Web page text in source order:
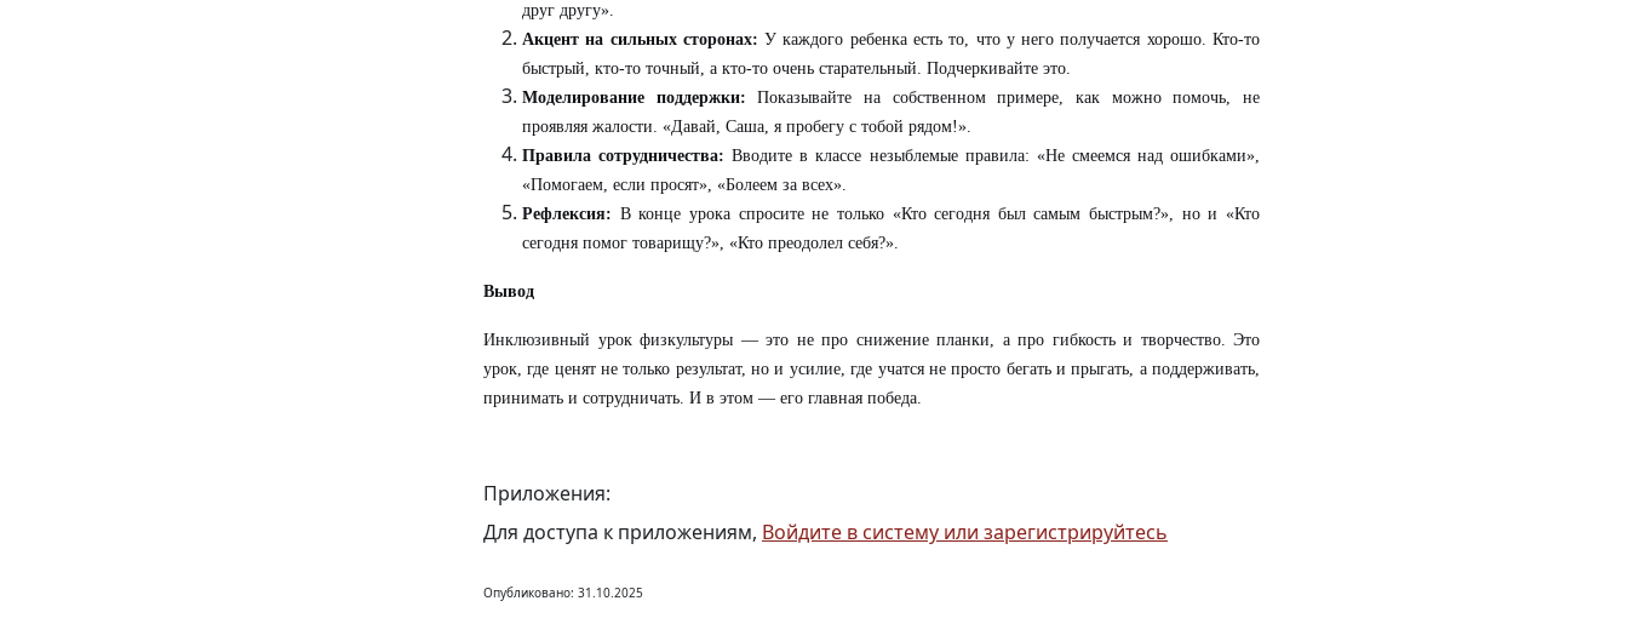
друг другу».
Акцент на сильных сторонах: У каждого ребенка есть то, что у него получается хорошо. Кто-то
быстрый, кто-то точный, а кто-то очень старательный. Подчеркивайте это.
Моделирование поддержки: Показывайте на собственном примере, как можно помочь, не
проявляя жалости. «Давай, Саша, я пробегу с тобой рядом!».
Правила сотрудничества: Вводите в классе незыблемые правила: «Не смеемся над ошибками»,
«Помогаем, если просят», «Болеем за всех».
Рефлексия: В конце урока спросите не только «Кто сегодня был самым быстрым?», но и «Кто
сегодня помог товарищу?», «Кто преодолел себя?».
Вывод
Инклюзивный урок физкультуры — это не про снижение планки, а про гибкость и творчество. Это
урок, где ценят не только результат, но и усилие, где учатся не просто бегать и прыгать, а поддерживать,
принимать и сотрудничать. И в этом — его главная победа.
Приложения:
Для доступа к приложениям, Войдите в систему или зарегистрируйтесь
Опубликовано: 31.10.2025